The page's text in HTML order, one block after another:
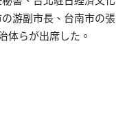
游副市長、台南市の張
体らが出席した。